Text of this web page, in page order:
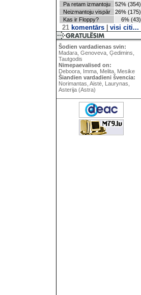
Pa retam izmantoju
52% (354)
Neizmantoju vispār
26% (175)
Kas ir Floppy?
6% (43)
21komentārs| visi citi...
Šodien vardadienas svin:
Madara, Genoveva, Ģedimins,
Tautgodis
Nimepaevalised on:
Deboora, Imma, Melita, Mesike
Šiandien vardadieni švencia:
Norimantas, Aistė, Laurynas,
Asterija (Astra)